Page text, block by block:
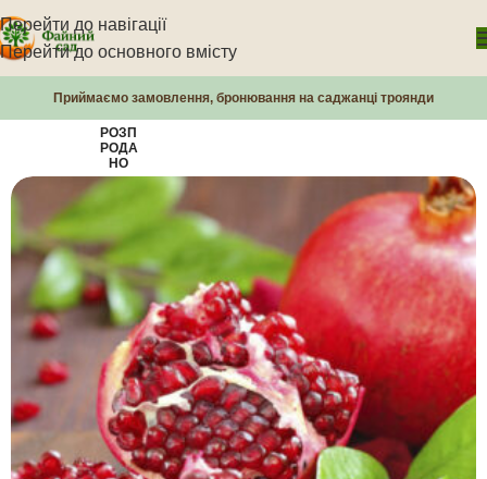
Перейти до навігації
Перейти до основного вмісту
Приймаємо замовлення, бронювання на саджанці троянди
РОЗП
РОДА
НО